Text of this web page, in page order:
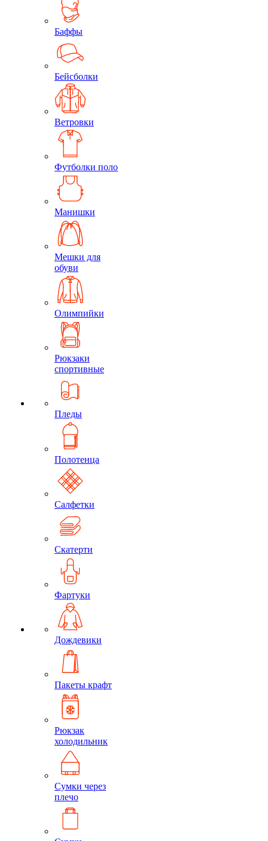
Баффы
Бейсболки
Ветровки
Футболки поло
Манишки
Мешки для
обуви
Олимпийки
Рюкзаки
спортивные
Пледы
Полотенца
Салфетки
Скатерти
Фартуки
Дождевики
Пакеты крафт
Рюкзак
холодильник
Сумки через
плечо